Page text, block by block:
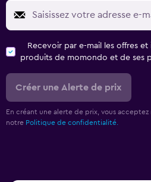
Recevoir par e-mail les offres
produits de momondo et de ses
Créer une Alerte de prix
En créant une alerte de prix, vous acceptez
notre Politique de confidentialité.